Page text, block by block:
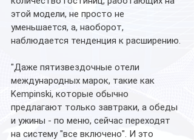
этой модели, не просто не
уменьшается, а, наоборот,
наблюдается тенденция к расширению.
"Даже пятизвездочные отели
международных марок, такие как
Kempinski, которые обычно
предлагают только завтраки, а обеды
и ужины - по меню, сейчас переходят
на систему "все включено". И это